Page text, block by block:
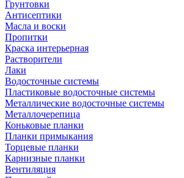
Грунтовки
Антисептики
Масла и воски
Пропитки
Краска интерьерная
Растворители
Лаки
Водосточные системы
Пластиковые водосточные системы
Металлические водосточные системы
Металлочерепица
Коньковые планки
Планки примыкания
Торцевые планки
Карнизные планки
Вентиляция